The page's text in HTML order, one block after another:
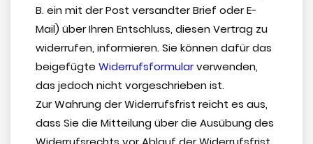
B. ein mit der Post versandter Brief oder E-
Mail) über Ihren Entschluss, diesen Vertrag zu
widerrufen, informieren. Sie können dafür das
beigefügte Widerrufsformularverwenden,
das jedoch nicht vorgeschrieben ist.
Zur Wahrung der Widerrufsfrist reicht es aus,
dass Sie die Mitteilung über die Ausübung des